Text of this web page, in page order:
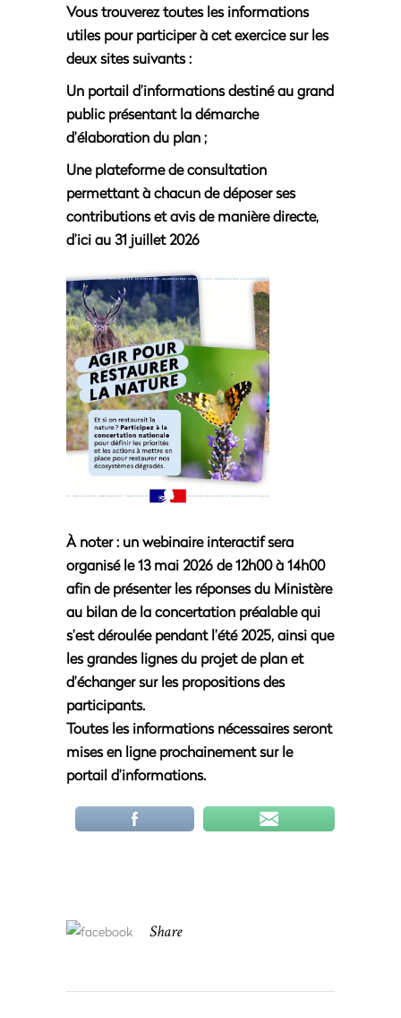
Vous trouverez toutes les informations
utiles pour participer à cet exercice sur les
deux sites suivants :
Un portail d’informations destiné au grand
public présentant la démarche
d’élaboration du plan;
Une plateforme de consultation
permettant à chacun de déposer ses
contributions et avis de manière directe,
d’ici au 31 juillet 2026
À noter : un webinaire interactifsera
organisé le 13 mai 2026 de 12h00 à 14h00
afin de présenter les réponses du Ministère
au bilan de la concertation préalable qui
s’est déroulée pendant l’été 2025, ainsi que
les grandes lignes du projet de plan et
d’échanger sur les propositions des
participants.
Toutes les informations nécessaires seront
mises en ligne prochainement sur le
portail d’informations.
Share